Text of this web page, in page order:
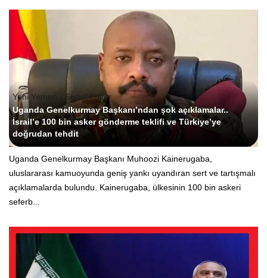
Yeni Yemen - Siyasi Editör
Uganda Genelkurmay Başkanı’ndan şok açıklamalar..
İsrail’e 100 bin asker gönderme teklifi ve Türkiye’ye
doğrudan tehdit
Uganda Genelkurmay Başkanı Muhoozi Kainerugaba,
uluslararası kamuoyunda geniş yankı uyandıran sert ve tartışmalı
açıklamalarda bulundu. Kainerugaba, ülkesinin 100 bin askeri
seferb...